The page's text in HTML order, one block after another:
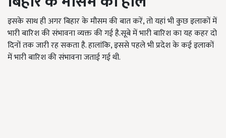
इसके साथ ही अगर बिहार के मौसम की बात करें, तो यहां भी कुछ इलाकों में
भारी बारिश की संभावना व्यक्त की गई है.सूबे में भारी बारिश का यह कहर दो
दिनों तक जारी रह सकता है. हालांकि, इससे पहले भी प्रदेश के कई इलाकों
में भारी बारिश की संभावना जताई गई थी.